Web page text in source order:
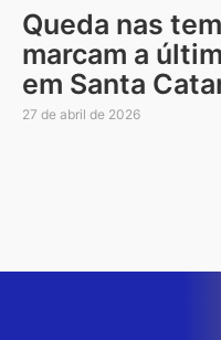
Queda nas
marcam a
em Santa
27 de abril de 2026